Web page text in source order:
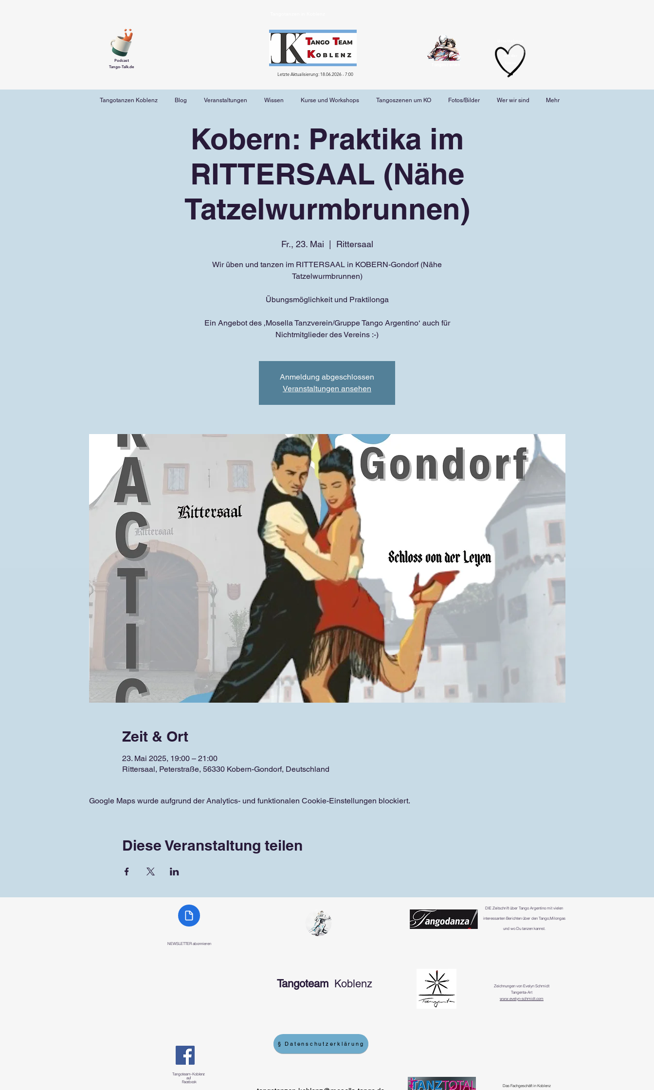
Podcast
Tango-Talk.de
Letzte Aktualisierung: 18.06.2026 - 7:00
aus der
Tangotanzen Koblenz Blog Veranstaltungen Wissen Kurse und Workshops Tangoszenen um KO Fotos/Bilder Wer wir sind Mehr
Kobern: Praktika im
RITTERSAAL (Nähe
Tatzelwurmbrunnen)
Fr., 23. Mai Rittersaal
Wir üben und tanzen im RITTERSAAL in KOBERN-Gondorf (Nähe
Tatzelwurmbrunnen)
Übungsmöglichkeit und Praktilonga
Ein Angebot des ‚Mosella Tanzverein/Gruppe Tango Argentino‘ auch für
Nichtmitglieder des Vereins :-)
Anmeldung abgeschlossen
Veranstaltungen ansehen
Zeit & Ort
23. Mai 2025, 19:00 – 21:00
Rittersaal, Peterstraße, 56330 Kobern-Gondorf, Deutschland
Google Maps wurde aufgrund der Analytics- und funktionalen Cookie-Einstellungen blockiert.
Diese Veranstaltung teilen
DIE Zeitschrift über Tango Argentino mit vielen
interessanten Berichten über den Tango,Milongas
und wo Du tanzen kannst.
NEWSLETTER abonnieren
Tangoteam-Koblenz
auf
Facebook
Tangoteam Koblenz
Zeichnungen von Evelyn Schmidt
Tangenta-Art
www.evelyn-schmidt.com
§ Datenschutzerklärung
Das Fachgeschäft in Koblenz